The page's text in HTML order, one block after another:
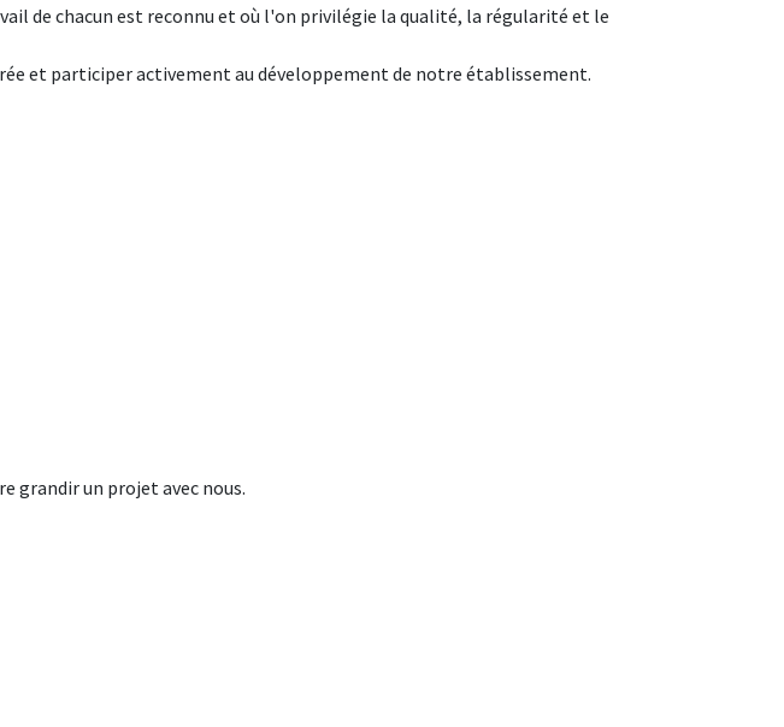
de chacun est reconnu et où l'on privilégie la qualité, la régularité et le
et participer activement au développement de notre établissement.
grandir un projet avec nous.